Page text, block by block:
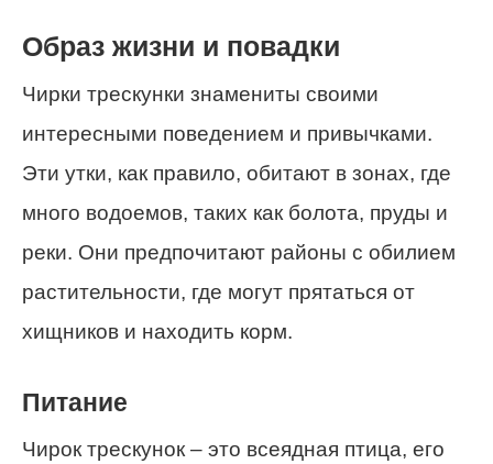
Образ жизни и повадки
Чирки трескунки знамениты своими
интересными поведением и привычками.
Эти утки, как правило, обитают в зонах, где
много водоемов, таких как болота, пруды и
реки. Они предпочитают районы с обилием
растительности, где могут прятаться от
хищников и находить корм.
Питание
Чирок трескунок – это всеядная птица, его